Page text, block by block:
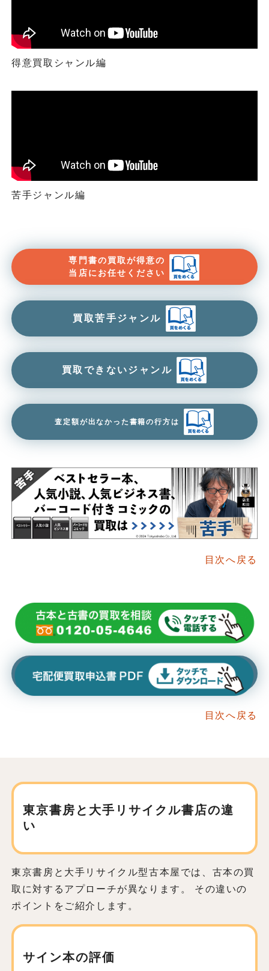
得意買取シャンル編
苦手ジャンル編
専門書の買取が得意の
当店にお任せください
買取苦手ジャンル
買取できないジャンル
査定額が出なかった書籍の行方は
目次へ戻る
目次へ戻る
東京書房と大手リサイクル書店の違
い
東京書房と大手リサイクル型古本屋では、古本の買
取に対するアプローチが異なります。 その違いの
ポイントをご紹介します。
サイン本の評価